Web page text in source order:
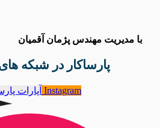
با مدیریت مهندس پژمان آقمیان
پارساکار در شبکه
Instagram آپارات